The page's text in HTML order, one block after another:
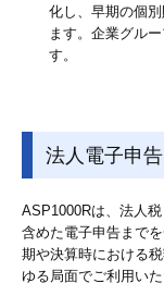
化し、早期の個
ます。企業グル
す。
法人電子申
ASP1000Rは、法人
含めた電子申告まで
期や決算時における
ゆる局面でご利用いた